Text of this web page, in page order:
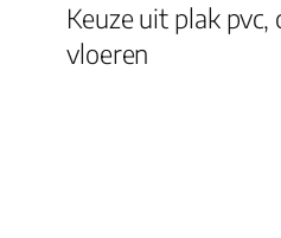
Keuze uit plak pvc,
vloeren